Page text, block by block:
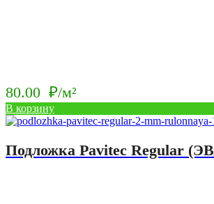
80.00 ₽/м²
В корзину
Подложка Pavitec Regular